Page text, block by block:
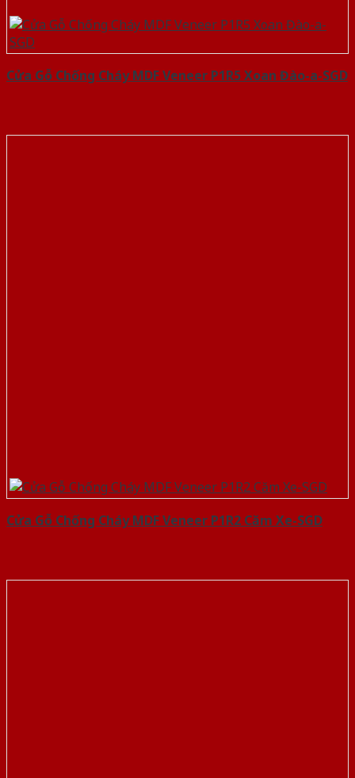
Cửa Gỗ Chống Cháy MDF Veneer P1R5 Xoan Đào-a-SGD
Cửa Gỗ Chống Cháy MDF Veneer P1R2 Căm Xe-SGD